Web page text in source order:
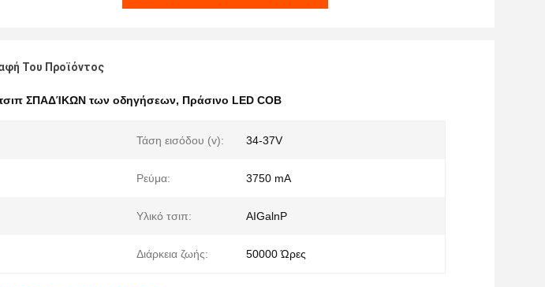
Του Προϊόντος
ΣΠΑΔΊΚΩΝ των οδηγήσεων, Πράσινο LED COB
Τάση εισόδου (v): 34-37V
Ρεύμα: 3750 mA
Υλικό τσιπ: AIGalnP
Διάρκεια ζωής: 50000 Ώρες